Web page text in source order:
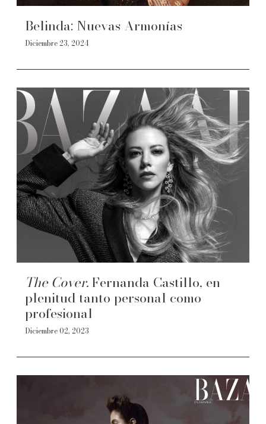
Belinda: Nuevas Armonías
Diciembre 23, 2024
The Cover.Fernanda Castillo, en
plenitud tanto personal como
profesional
Diciembre 02, 2023